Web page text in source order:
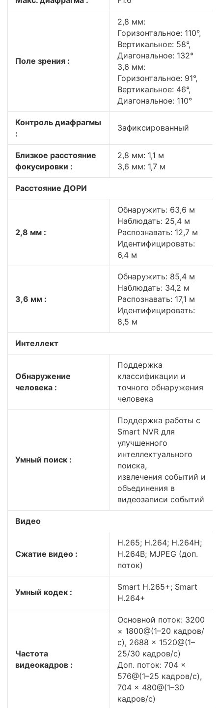
Поле зрения :
2,8 мм:
Горизонтальное: 110°,
Вертикальное: 58°,
Диагональное: 132°
3,6 мм:
Горизонтальное: 91°,
Вертикальное: 46°,
Диагональное: 110°
Контроль диафрагмы
:
Зафиксированный
Близкое расстояние
фокусировки :
2,8 мм: 1,1 м
3,6 мм: 1,7 м
Расстояние ДОРИ
2,8 мм :
Обнаружить: 63,6 м
Наблюдать: 25,4 м
Распознавать: 12,7 м
Идентифицировать:
6,4 м
3,6 мм :
Обнаружить: 85,4 м
Наблюдать: 34,2 м
Распознавать: 17,1 м
Идентифицировать:
8,5 м
Интеллект
Обнаружение
человека :
Поддержка
классификации и
точного обнаружения
человека
Умный поиск :
Поддержка работы с
Smart NVR для
улучшенного
интеллектуального
поиска,
извлечения событий и
объединения в
видеозаписи событий
Видео
Сжатие видео :
H.265; H.264; H.264H;
H.264B; MJPEG (доп.
поток)
Умный кодек :
Smart H.265+; Smart
H.264+
Частота
видеокадров :
Основной поток: 3200
× 1800@(1–20 кадров/
с), 2688 × 1520@(1–
25/30 кадров/с)
Доп. поток: 704 ×
576@(1–25 кадров/с),
704 × 480@(1–30
кадров/с)